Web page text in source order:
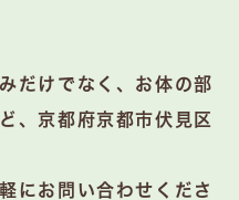
だけでなく、お体の部
、京都府京都市伏見区
にお問い合わせくださ